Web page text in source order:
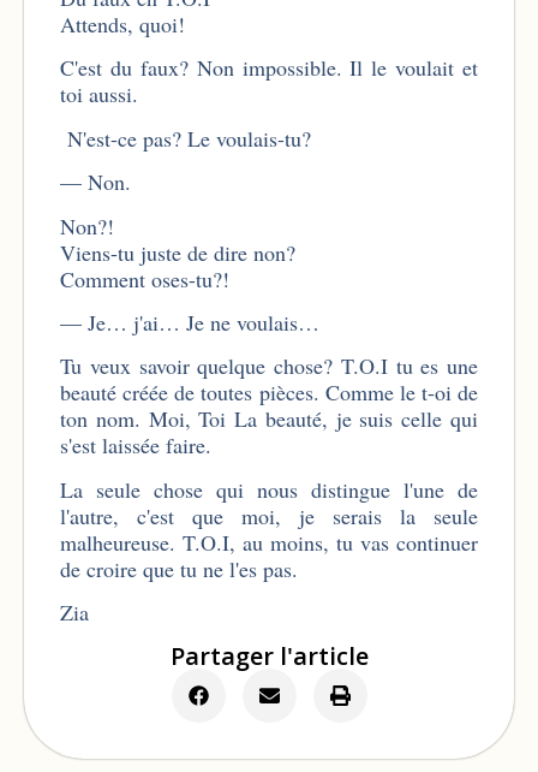
Attends, quoi!
C'est du faux? Non impossible. Il le voulait et
toi aussi.
N'est-ce pas? Le voulais-tu?
— Non.
Non?!
Viens-tu juste de dire non?
Comment oses-tu?!
— Je… j'ai… Je ne voulais…
Tu veux savoir quelque chose? T.O.I tu es une
beauté créée de toutes pièces. Comme le t-oi de
ton nom. Moi, Toi La beauté, je suis celle qui
s'est laissée faire.
La seule chose qui nous distingue l'une de
l'autre, c'est que moi, je serais la seule
malheureuse. T.O.I, au moins, tu vas continuer
de croire que tu ne l'es pas.
Zia
Partager l'article